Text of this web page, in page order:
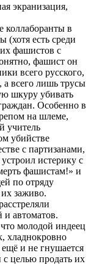
экранизация,
коллаборанты в
(хотя есть среди
фашистов с
фашист он
всего русского,
а всего лишь трусы
шкуру убивать
Особенно в
на шлеме,
учитель
убийстве
с партизанами,
истерику с
фашистам!» и
по отряду
заживо.
и автоматов.
молодой индеец
хладнокровно
и не гнушается
с целью продать их